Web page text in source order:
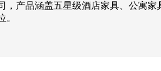
产品涵盖五星级酒店家具、公寓